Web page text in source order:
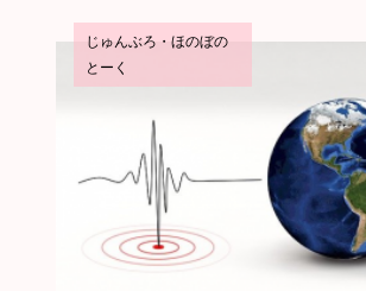
じゅんぶろ・ほのぼの
とーく